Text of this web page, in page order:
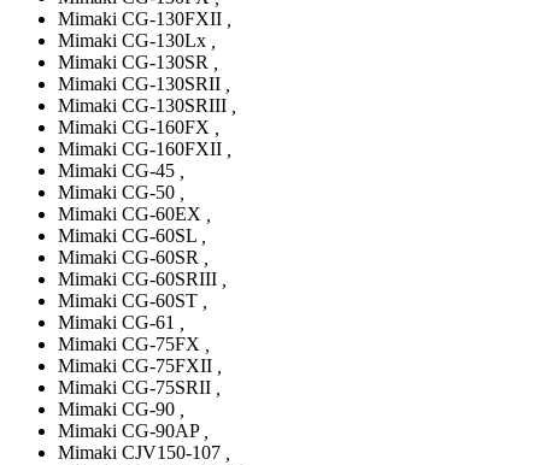
Mimaki CG-130FXII
Mimaki CG-130Lx
Mimaki CG-130SR
Mimaki CG-130SRII
Mimaki CG-130SRIII
Mimaki CG-160FX
Mimaki CG-160FXII
Mimaki CG-45
Mimaki CG-50
Mimaki CG-60EX
Mimaki CG-60SL
Mimaki CG-60SR
Mimaki CG-60SRIII
Mimaki CG-60ST
Mimaki CG-61
Mimaki CG-75FX
Mimaki CG-75FXII
Mimaki CG-75SRII
Mimaki CG-90
Mimaki CG-90AP
Mimaki CJV150-107